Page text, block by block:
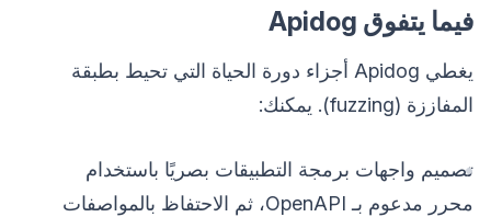
فيما يتفوق Apidog
يغطي Apidog أجزاء دورة الحياة التي تحيط بطبقة
المفاززة (fuzzing). يمكنك:
تصميم واجهات برمجة التطبيقات بصريًا باستخدام
محرر مدعوم بـ OpenAPI، ثم الاحتفاظ بالمواصفات